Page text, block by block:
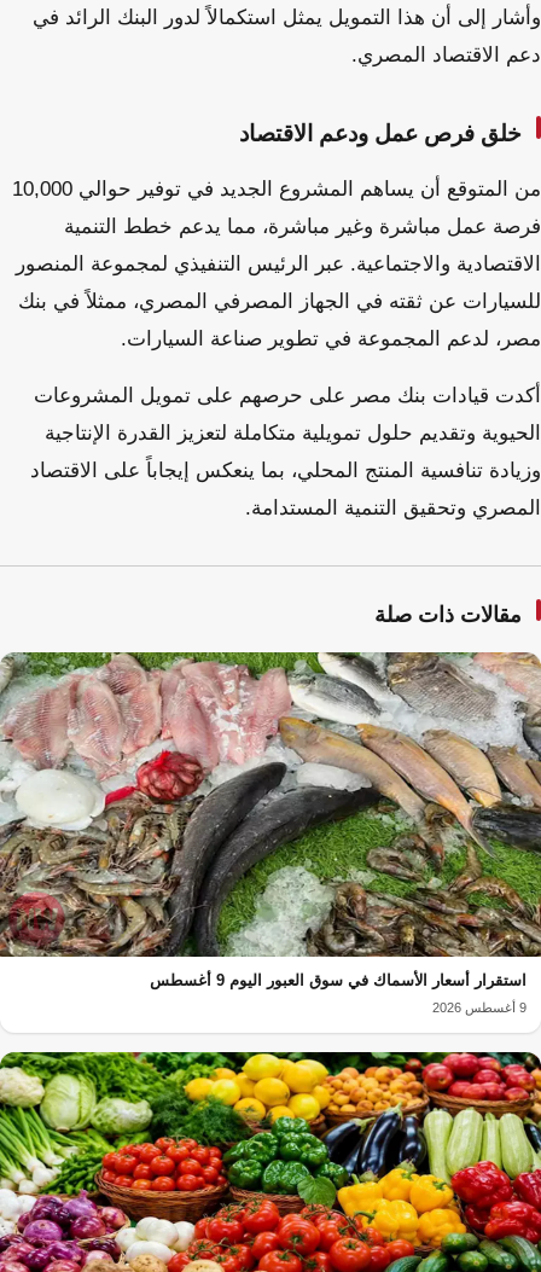
وأشار إلى أن هذا التمويل يمثل استكمالاً لدور البنك الرائد في
دعم الاقتصاد المصري.
خلق فرص عمل ودعم الاقتصاد
من المتوقع أن يساهم المشروع الجديد في توفير حوالي 10,000
فرصة عمل مباشرة وغير مباشرة، مما يدعم خطط التنمية
الاقتصادية والاجتماعية. عبر الرئيس التنفيذي لمجموعة المنصور
للسيارات عن ثقته في الجهاز المصرفي المصري، ممثلاً في بنك
مصر، لدعم المجموعة في تطوير صناعة السيارات.
أكدت قيادات بنك مصر على حرصهم على تمويل المشروعات
الحيوية وتقديم حلول تمويلية متكاملة لتعزيز القدرة الإنتاجية
وزيادة تنافسية المنتج المحلي، بما ينعكس إيجاباً على الاقتصاد
المصري وتحقيق التنمية المستدامة.
مقالات ذات صلة
استقرار أسعار الأسماك في سوق العبور اليوم 9 أغسطس
9 أغسطس 2026